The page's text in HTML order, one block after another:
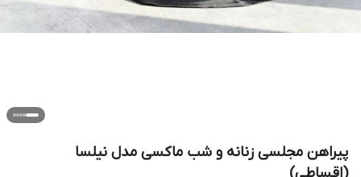
پیراهن مجلسی زنانه و شب ماکسی مدل نیلسا
(اقساطی)